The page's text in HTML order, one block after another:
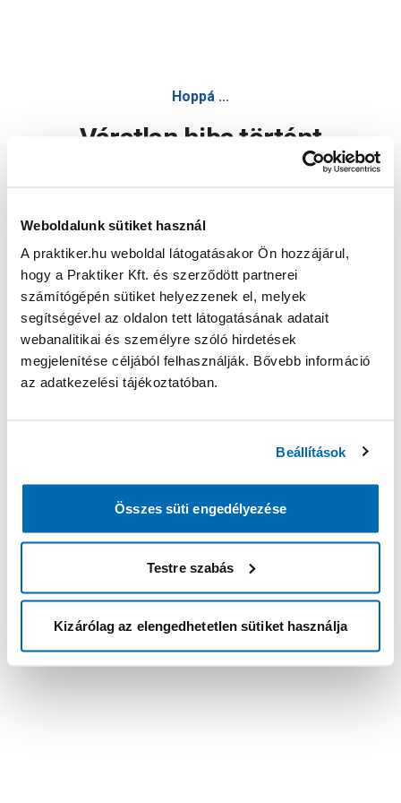
Weboldalunk sütiket használ
A praktiker.hu weboldal látogatásakor Ön hozzájárul,
hogy a Praktiker Kft. és szerződött partnerei
számítógépén sütiket helyezzenek el, melyek
segítségével az oldalon tett látogatásának adatait
webanalitikai és személyre szóló hirdetések
megjelenítése céljából felhasználják. Bővebb információ
az adatkezelési tájékoztatóban.
Beállítások
Összes süti engedélyezése
Testre szabás
Kizárólag az elengedhetetlen sütiket használja
Hoppá ...
Váratlan hiba történt
Oldal újratöltése